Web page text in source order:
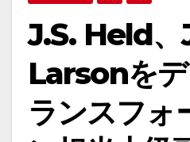
J.S. Held
Larsonを
ランスフォ